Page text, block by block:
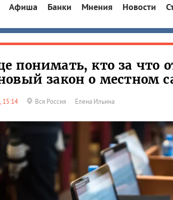
Афиша Банки Мнения Новости
понимать, кто за что
закон о местном
15:14 Вся Россия Елена Ильина